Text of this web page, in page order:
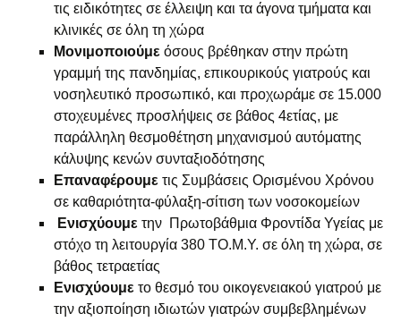
τις ειδικότητες σε έλλειψη και τα άγονα τμήματα και
κλινικές σε όλη τη χώρα
Μονιμοποιούμε όσους βρέθηκαν στην πρώτη
γραμμή της πανδημίας, επικουρικούς γιατρούς και
νοσηλευτικό προσωπικό, και προχωράμε σε 15.000
στοχευμένες προσλήψεις σε βάθος 4ετίας, με
παράλληλη θεσμοθέτηση μηχανισμού αυτόματης
κάλυψης κενών συνταξιοδότησης
Επαναφέρουμε τις Συμβάσεις Ορισμένου Χρόνου
σε καθαριότητα-φύλαξη-σίτιση των νοσοκομείων
Ενισχύουμε την Πρωτοβάθμια Φροντίδα Υγείας με
στόχο τη λειτουργία 380 ΤΟ.Μ.Υ. σε όλη τη χώρα, σε
βάθος τετραετίας
Ενισχύουμε το θεσμό του οικογενειακού γιατρού με
την αξιοποίηση ιδιωτών γιατρών συμβεβλημένων